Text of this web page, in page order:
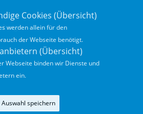
Cookies (Übersicht)
werden allein für den
der Webseite benötigt.
(Übersicht)
Webseite binden wir Dienste und
ein.
Auswahl speichern